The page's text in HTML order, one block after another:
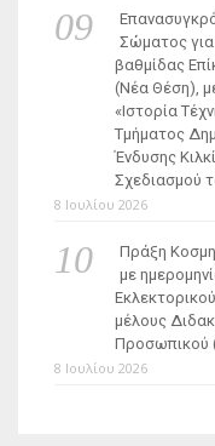
Σώματος
βαθμίδας
(Νέα Θέση),
«Ιστορία
Τμήματος
Ένδυσης
Σχεδιασμού
8 Ιουλίου 2026
Πράξη
με
μέλους
Προσωπικού
8 Ιουλίου 2026